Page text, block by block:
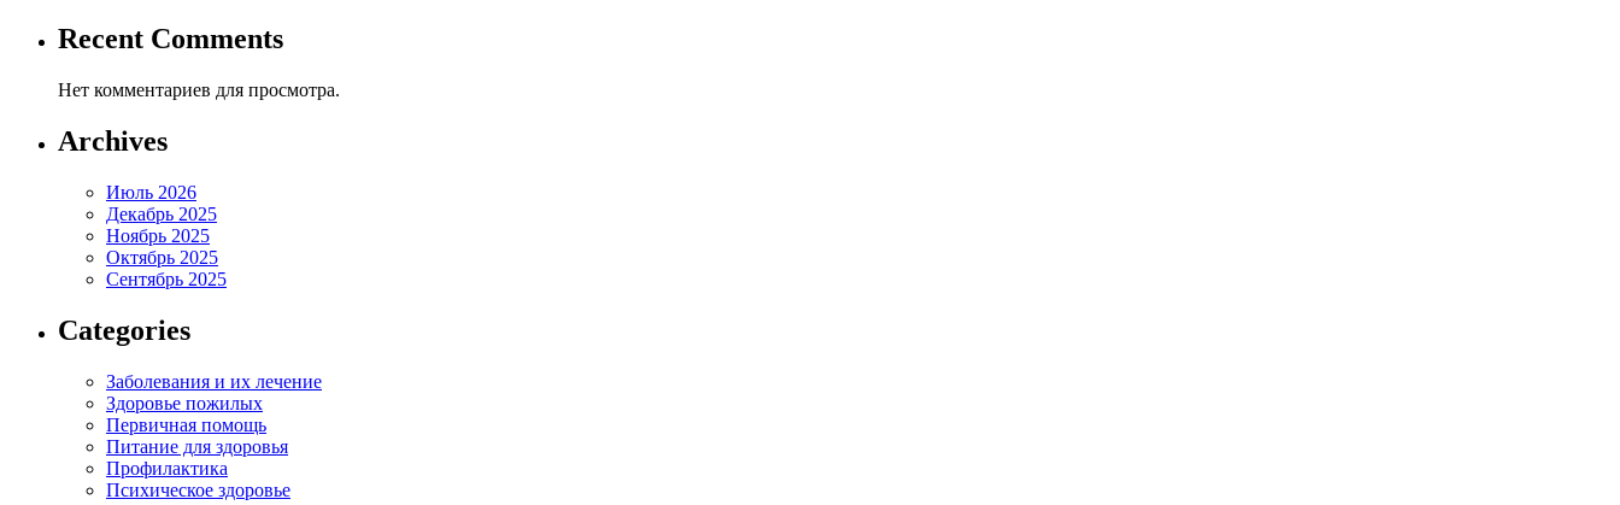
Recent Comments
Нет комментариев для просмотра.
Archives
Июль 2026
Декабрь 2025
Ноябрь 2025
Октябрь 2025
Сентябрь 2025
Categories
Заболевания и их лечение
Здоровье пожилых
Первичная помощь
Питание для здоровья
Профилактика
Психическое здоровье